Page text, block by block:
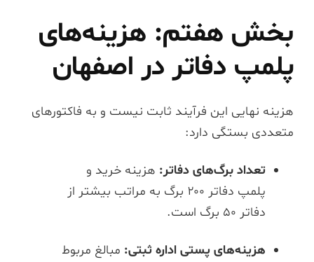
بخش هفتم: هزینه‌های
پلمپ دفاتر در اصفهان
هزینه نهایی این فرآیند ثابت نیست و به فاکتورهای
متعددی بستگی دارد:
تعداد برگ‌های دفاتر: هزینه خرید و
پلمپ دفاتر ۲۰۰ برگ به مراتب بیشتر از
دفاتر ۵۰ برگ است.
هزینه‌های پستی اداره ثبتی: مبالغ مربوط